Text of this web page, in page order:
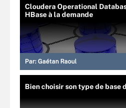
Cloudera Operational
HBase à la demande
Par: Gaétan Raoul
Bien choisir son type de base